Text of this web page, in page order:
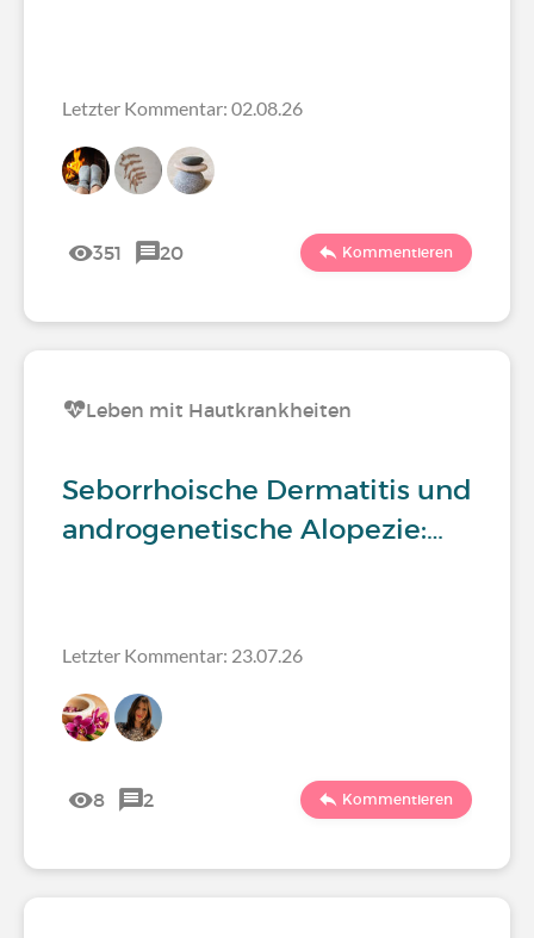
Letzter Kommentar: 02.08.26
351 20 Kommentieren
Leben mit Hautkrankheiten
Seborrhoische Dermatitis und
androgenetische Alopezie:…
Letzter Kommentar: 23.07.26
8 2 Kommentieren